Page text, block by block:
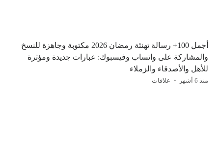
أجمل 100+ رسالة تهنئة رمضان 2026 مكتوبة وجاهزة للنسخ
والمشاركة على واتساب وفيسبوك: عبارات جديدة ومؤثرة
للأهل والأصدقاء والزملاء
منذ 6 أشهر علاقات